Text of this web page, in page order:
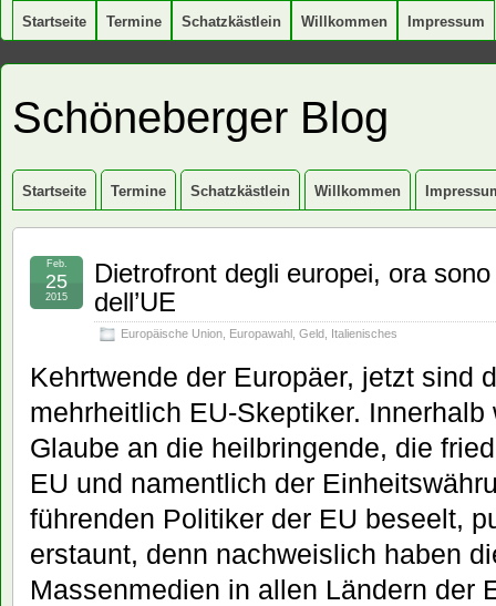
Startseite Termine Schatzkästlein Willkommen Impressum
Schöneberger Blog
Startseite Termine Schatzkästlein Willkommen
Dietrofront degli europei, ora
dell’UE
Europäische Union Europawahl Geld Italienisches
Feb.
25
2015
Kehrtwende der Europäer, jetzt sind
mehrheitlich EU-Skeptiker.
Glaube an die heilbringende, die
EU und namentlich der
führenden Politiker der EU beseelt,
erstaunt, denn nachweislich haben
Massenmedien in allen Ländern der